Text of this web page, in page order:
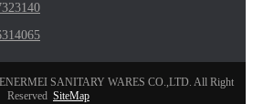
SANITARY WARES CO.,LTD. All Right
Reserved SiteMap